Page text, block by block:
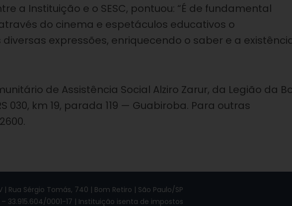
a Instituição e o SESC, pontuou: “É de fundamental
do cinema e espetáculos educativos o
expressões, enriquecendo o saber e a
de Assistência Social Alziro Zarur, da Legião da
030, km 19, parada 119 — Guabiroba. Para outras
| Rua Sérgio Tomás, 740 | Bom Retiro | São Paulo/SP
– 33.915.604/0001-17 | Instituição isenta de impostos